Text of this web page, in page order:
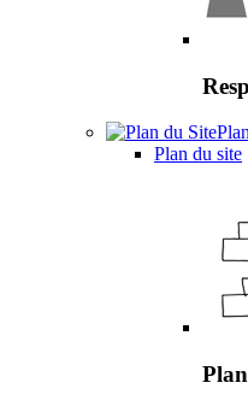
Plan du site